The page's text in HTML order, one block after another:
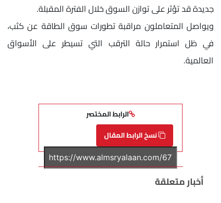
جديدة قد تؤثر على توازن السوق خلال الفترة المقبلة.
ويواصل المتعاملون مراقبة تطورات سوق الطاقة عن كثب،
في ظل استمرار حالة الترقب التي تسيطر على الأسواق
العالمية.
الرابط المختصر
نسخ الرابط المقال
أخبار متعلقة